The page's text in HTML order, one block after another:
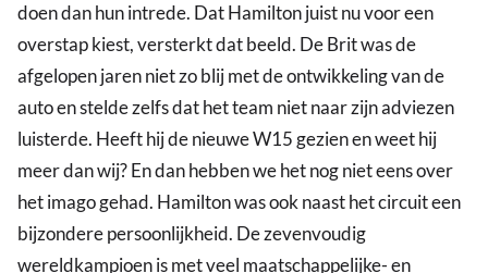
doen dan hun intrede. Dat Hamilton juist nu voor een
overstap kiest, versterkt dat beeld. De Brit was de
afgelopen jaren niet zo blij met de ontwikkeling van de
auto en stelde zelfs dat het team niet naar zijn adviezen
luisterde. Heeft hij de nieuwe W15 gezien en weet hij
meer dan wij? En dan hebben we het nog niet eens over
het imago gehad. Hamilton was ook naast het circuit een
bijzondere persoonlijkheid. De zevenvoudig
wereldkampioen is met veel maatschappelijke- en